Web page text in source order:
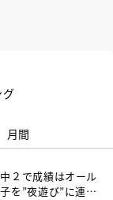
グ
月間
２で成績はオール
を”夜遊び”に連れ